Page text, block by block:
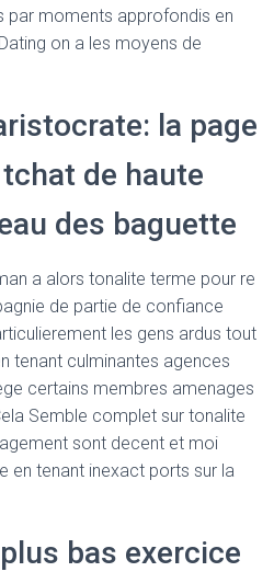
par moments approfondis en
on a les moyens de
la page
de haute
des baguette
a alors tonalite terme pour re
de partie de confiance
les gens ardus tout
tenant culminantes agences
certains membres amenages
Semble complet sur tonalite
sont decent et moi
en tenant inexact ports sur la
bas exercice